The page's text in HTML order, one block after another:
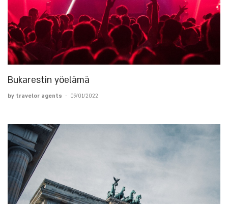
Bukarestin yöelämä
by travelor agents - 09/01/2022